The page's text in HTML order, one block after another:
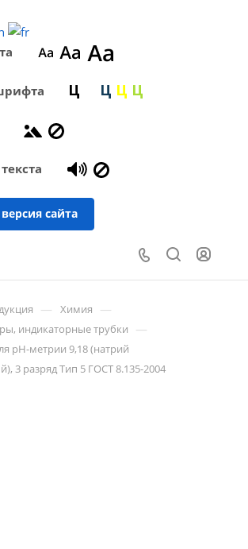
сайта
— Химия —
индикаторные трубки —
рН-метрии 9,18 (натрий
3 разряд Тип 5 ГОСТ 8.135-2004